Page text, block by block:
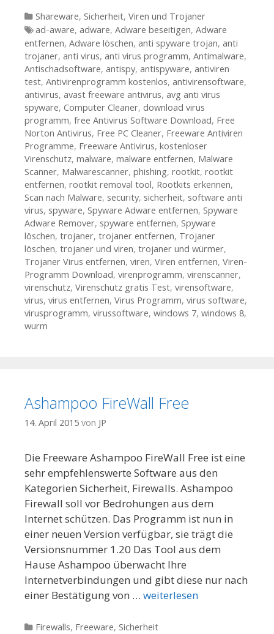
Kategorien
Shareware, Sicherheit, Viren und Trojaner
Tags
ad-aware, adware, Adware beseitigen, Adware
entfernen, Adware löschen, anti spyware trojan, anti
trojaner, anti virus, anti virus programm, Antimalware,
Antischadsoftware, antispy, antispyware, antiviren
test, Antivirenprogramm kostenlos, antivirensoftware,
antivirus, avast freeware antivirus, avg anti virus
spyware, Computer Cleaner, download virus
programm, free Antivirus Software Download, Free
Norton Antivirus, Free PC Cleaner, Freeware Antiviren
Programme, Freeware Antivirus, kostenloser
Virenschutz, malware, malware entfernen, Malware
Scanner, Malwarescanner, phishing, rootkit, rootkit
entfernen, rootkit removal tool, Rootkits erkennen,
Scan nach Malware, security, sicherheit, software anti
virus, spyware, Spyware Adware entfernen, Spyware
Adware Remover, spyware entfernen, Spyware
löschen, trojaner, trojaner entfernen, Trojaner
löschen, trojaner und viren, trojaner und würmer,
Trojaner Virus entfernen, viren, Viren entfernen, Viren-
Programm Download, virenprogramm, virenscanner,
virenschutz, Virenschutz gratis Test, virensoftware,
virus, virus entfernen, Virus Programm, virus software,
virusprogramm, virussoftware, windows 7, windows 8,
wurm
Ashampoo FireWall Free
14. April 2015 von JP
Die Freeware Ashampoo FireWall Free ist eine
sehr empfehlenswerte Software aus den
Kategorien Sicherheit, Firewalls. Ashampoo
Firewall soll vor Bedrohungen aus dem
Internet schützen. Das Programm ist nun in
einer neuen Version verfügbar, sie trägt die
Versionsnummer 1.20 Das Tool aus dem
Hause Ashampoo überwacht Ihre
Internetverbindungen und gibt diese nur nach
einer Bestätigung von … weiterlesen
Kategorien
Firewalls, Freeware, Sicherheit